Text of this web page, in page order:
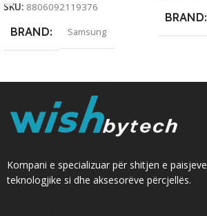
SKU: 8806092119376
BRAND Samsung
BRAND
Kompani e specializuar për shitjen e paisjeve
teknologjike si dhe aksesorëve përcjellës.